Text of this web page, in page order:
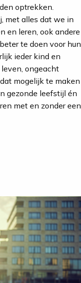
optrekken.
met alles dat we in
en leren, ook andere
te doen voor hun
ieder kind en
ongeacht
mogelijk te maken
gezonde leefstijl én
met en zonder een